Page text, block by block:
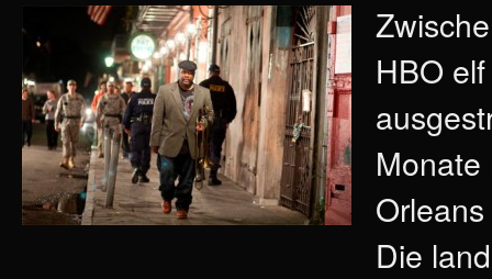
HBO
Monate
Die